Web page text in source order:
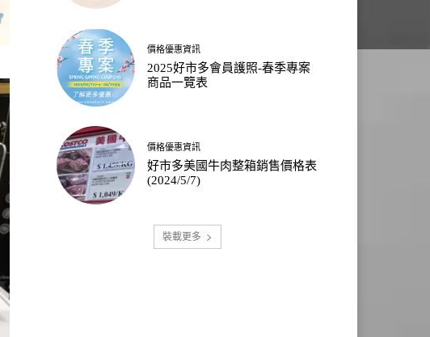
價格優惠資訊
2025好市多會員護照-春季專案
商品一覽表
價格優惠資訊
好市多美國牛肉整箱銷售價格表
(2024/5/7)
裝載更多